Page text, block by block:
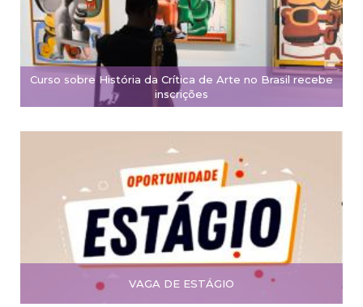
Curso sobre História da Crítica de Arte no Brasil recebe
inscrições
VAGA DE ESTÁGIO